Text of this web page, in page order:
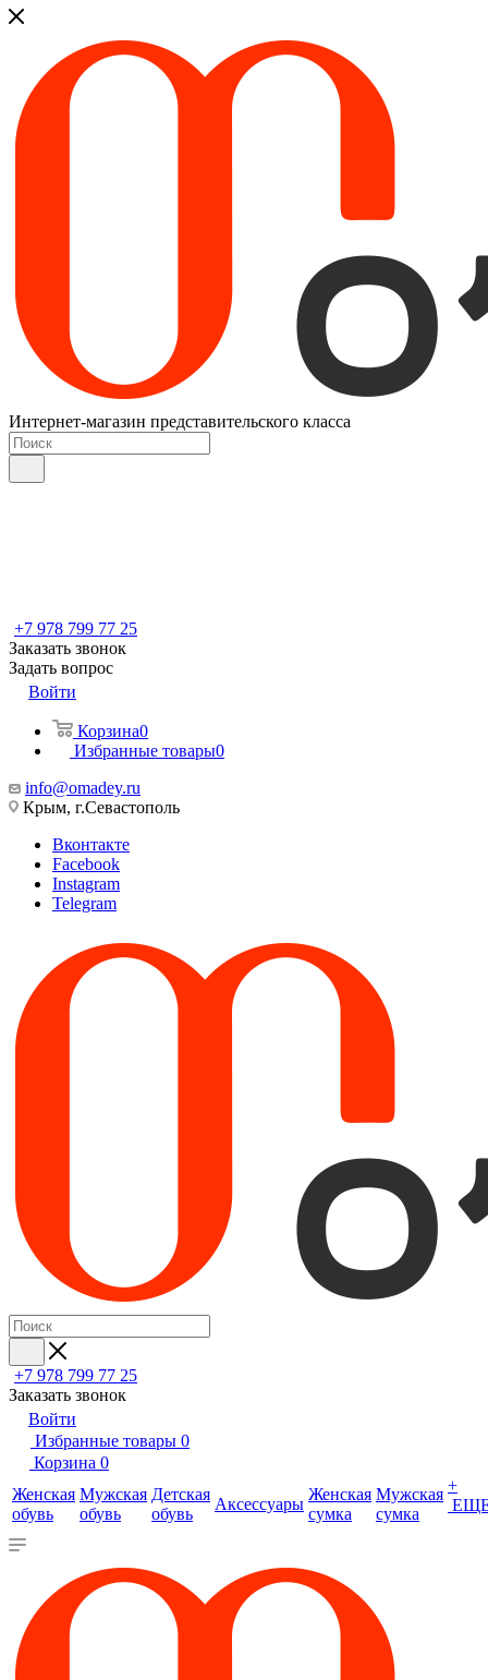
Интернет-магазин представительского класса
+7 978 799 77 25
Заказать звонок
Задать вопрос
Войти
Корзина0
Избранные товары0
info@omadey.ru
Крым, г.Севастополь
Вконтакте
Facebook
Instagram
Telegram
+7 978 799 77 25
Заказать звонок
Войти
Избранные товары 0
Корзина 0
Женская
обувь
Мужская
обувь
Детская
обувь
Аксессуары
Женская
сумка
Мужская
сумка
+